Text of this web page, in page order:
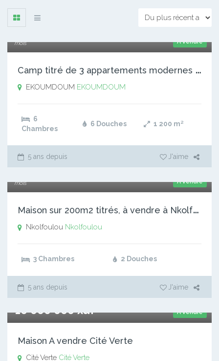
A vendre
80 000 000 xaf
mois
C
amp titré de 3 appartements modernes à vendre a Ekoumdoum.
EKOUMDOUM EKOUMDOUM
6
Chambres
6 Douches 1 200 m²
5 ans depuis J'aime
A vendre
mois
M
aison sur 200m2 titrés, à vendre à Nkolfoulou, à 2km de l’a
Nkolfoulou Nkolfoulou
3 Chambres 2 Douches
5 ans depuis J'aime
A vendre
10 000 000 xaf
Maison A vendre Cité Verte
Cité Verte Cité Verte